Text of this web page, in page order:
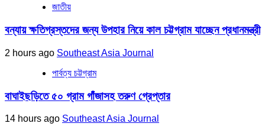
জাতীয়
বন্যায় ক্ষতিগ্রস্তদের জন্য উপহার নিয়ে কাল চট্টগ্রাম যাচ্ছেন প্রধানমন্ত্রী
2 hours ago Southeast Asia Journal
পার্বত্য চট্টগ্রাম
বাঘাইছড়িতে ৫০ গ্রাম গাঁজাসহ তরুণ গ্রেপ্তার
14 hours ago Southeast Asia Journal